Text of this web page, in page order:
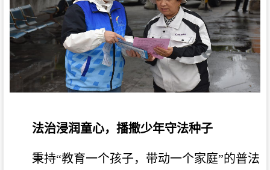
法治浸润童心，播撒少年守法种子
秉持“教育一个孩子，带动一个家庭”的普法